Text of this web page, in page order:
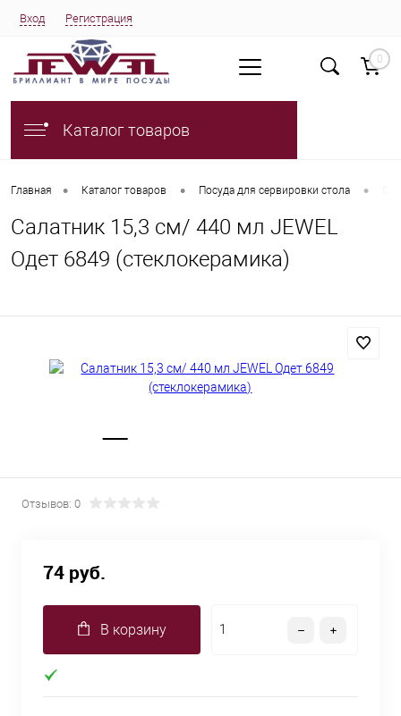
Вход Регистрация
0
Каталог товаров
Главная • Каталог товаров • Посуда для сервировки стола •
Салатник 15,3 см/ 440 мл JEWEL
Одет 6849 (стеклокерамика)
Отзывов: 0
74 руб.
В корзину